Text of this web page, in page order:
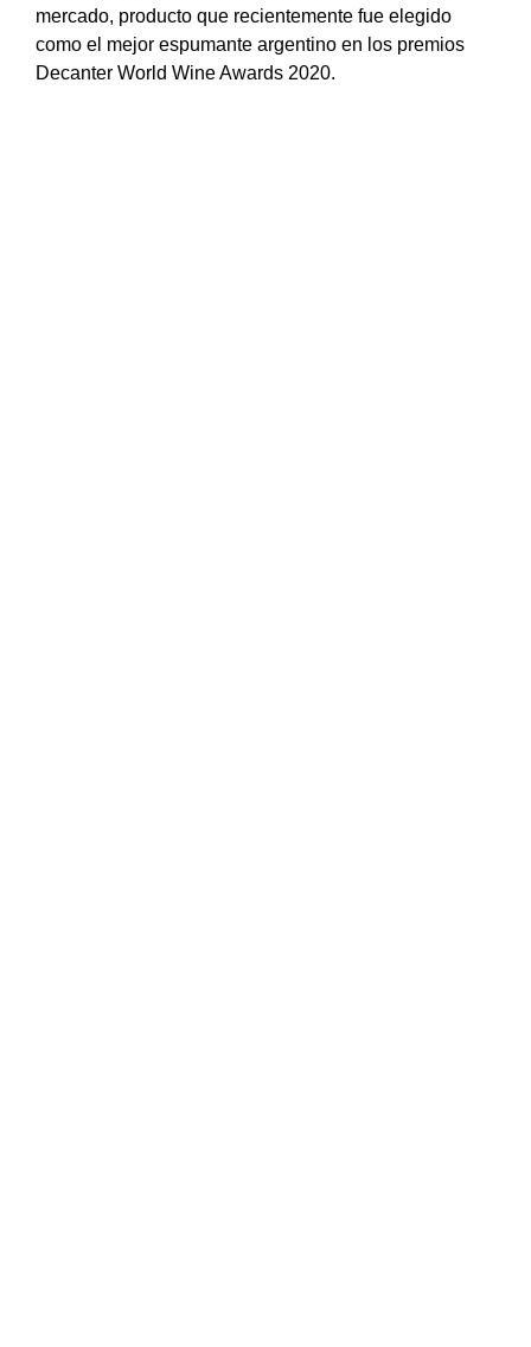
mercado, producto que recientemente fue elegido
como el mejor espumante argentino en los premios
Decanter World Wine Awards 2020.